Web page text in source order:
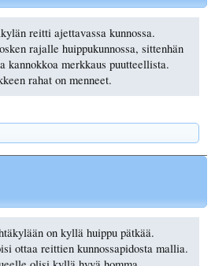
reitti ajettavassa kunnossa.
rajalle huippukunnossa, sittenhän
kannokkoa merkkaus puutteellista.
rahat on menneet.
on kyllä huippu pätkää.
ottaa reittien kunnossapidosta mallia.